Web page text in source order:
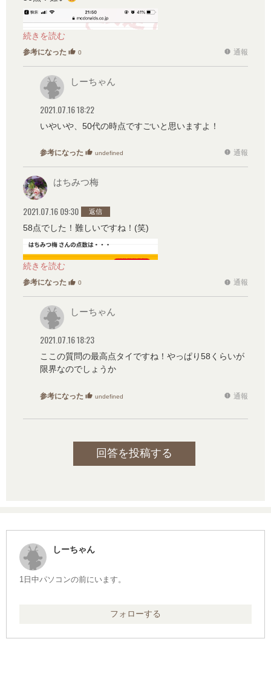
参考になった thumb_up 0 report 通報
しーちゃん
2021.07.16 18:22
いやいや、50代の時点ですごいと思いますよ！
参考になった thumb_up undefined report 通報
はちみつ梅
2021.07.16 09:30 返信
58点でした！難しいですね！(笑)
参考になった thumb_up 0 report 通報
しーちゃん
2021.07.16 18:23
ここの質問の最高点タイですね！やっぱり58くらいが
限界なのでしょうか
参考になった thumb_up undefined report 通報
回答を投稿する
しーちゃん
1日中パソコンの前にいます。
フォローする